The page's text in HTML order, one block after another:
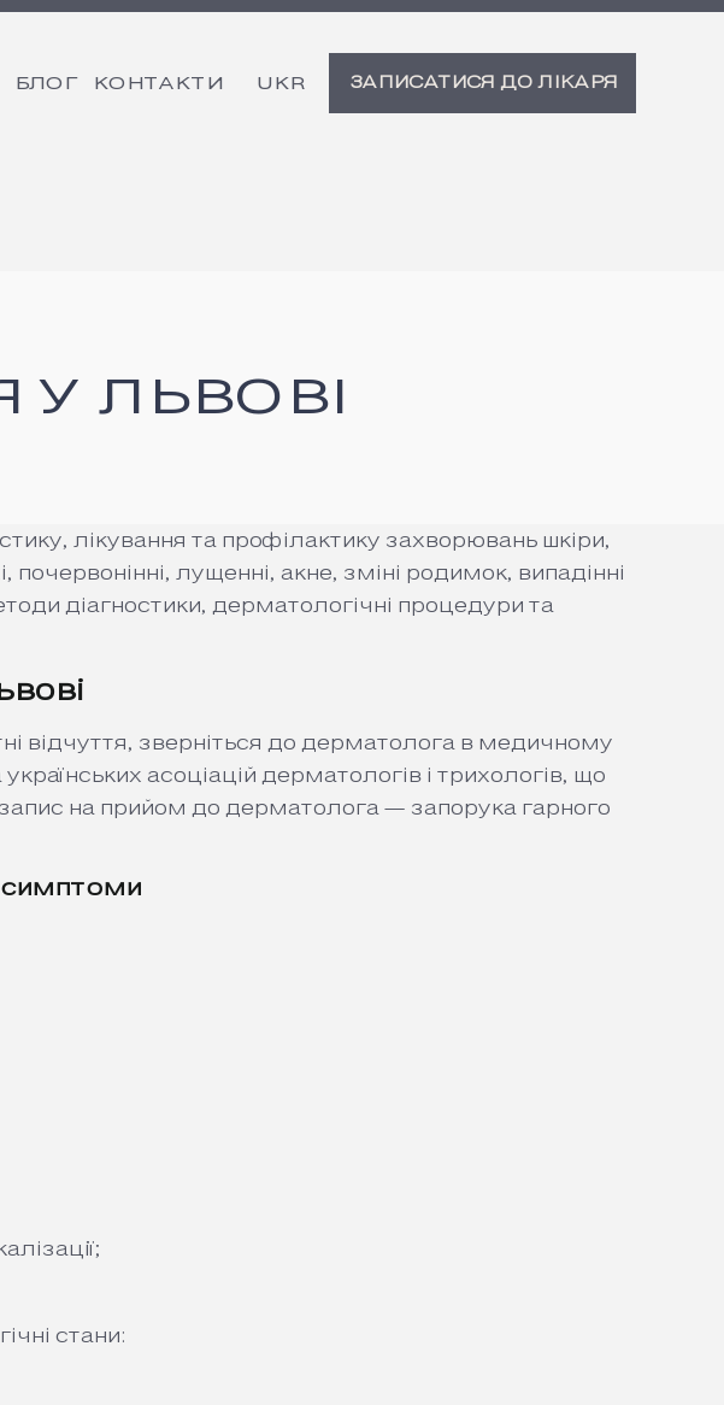
БЛОГ КОНТАКТИ ЗАПИСАТИСЯ ДО ЛІКАРЯ
У ЛЬВОВІ
лікування та профілактику захворювань шкіри,
лущенні, акне, зміні родимок, випадінні
діагностики, дерматологічні процедури та
відчуття, зверніться до дерматолога в медичному
асоціацій дерматологів і трихологів, що
на прийом до дерматолога — запорука гарного
симптоми
стани: